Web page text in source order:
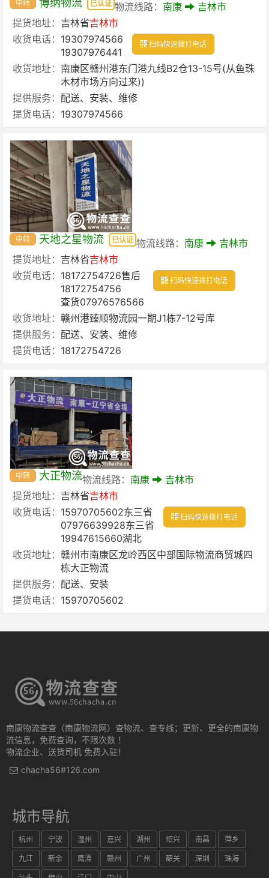
中转 博纳物流 已认证 物流线路： 南康
吉林市
提货地址： 吉林省吉林市
收货电话： 19307974566
19307976441
扫码快速拨打电话
收货地址： 南康区赣州港东门港九线B2仓13-15号(从鱼珠
木材市场方向过来))
提供服务： 配送、安装、维修
提货电话： 19307974566
中转 天地之星物流 已认证 物流线路： 南康
吉林市
提货地址： 吉林省吉林市
收货电话： 18172754726售后
18172754756
查货07976576566
扫码快速拨打电话
收货地址： 赣州港臻顺物流园一期J1栋7-12号库
提供服务： 配送、安装、维修
提货电话： 18172754726
中转 大正物流物流线路： 南康
吉林市
提货地址： 吉林省吉林市
收货电话： 15970705602东三省
07976639928东三省
19947615660湖北
扫码快速拨打电话
收货地址： 赣州市南康区龙岭西区中部国际物流商贸城四
栋大正物流
提供服务： 配送、安装
提货电话： 15970705602
南康物流查查（南康物流网）查物流、查专线；更新、更全的南康物
流信息，免费查询，不限次数 ！
物流企业、送货司机 免费入驻！
chacha56#126.com
城市导航
杭州 宁波 温州 嘉兴 湖州 绍兴 南昌 萍乡
九江 新余 鹰潭 赣州 广州 韶关 深圳 珠海